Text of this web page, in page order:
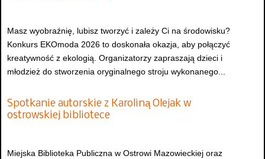
Masz wyobraźnię, lubisz tworzyć i zależy Ci na środowisku?
Konkurs EKOmoda 2026 to doskonała okazja, aby połączyć
kreatywność z ekologią. Organizatorzy zapraszają dzieci i
młodzież do stworzenia oryginalnego stroju wykonanego...
Spotkanie autorskie z Karoliną Olejak w
ostrowskiej bibliotece
Miejska Biblioteka Publiczna w Ostrowi Mazowieckiej oraz